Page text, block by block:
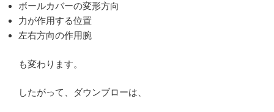
ボールカバーの変形方向
力が作用する位置
左右方向の作用腕
も変わります。
したがって、ダウンブローは、